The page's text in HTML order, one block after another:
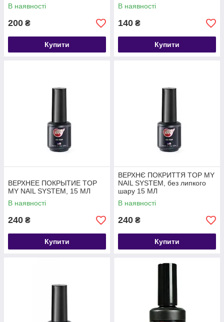
В наявності
200 ₴
Купити
В наявності
140 ₴
Купити
ВЕРХНЕЕ ПОКРЫТИЕ TOP
MY NAIL SYSTEM, 15 МЛ
В наявності
240 ₴
Купити
ВЕРХНЄ ПОКРИТТЯ TOP MY
NAIL SYSTEM, без липкого
шару 15 МЛ
В наявності
240 ₴
Купити